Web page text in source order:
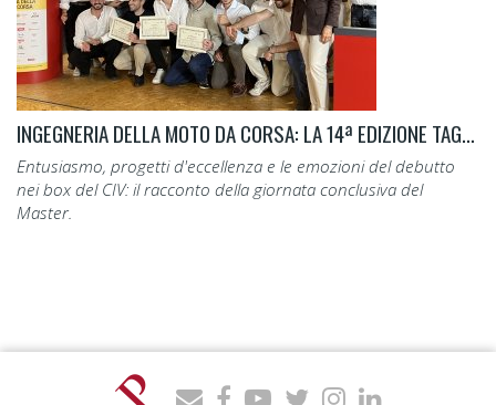
INGEGNERIA DELLA MOTO DA CORSA: LA 14ª EDIZIONE TAGLIA IL TRAGUARDO.
Entusiasmo, progetti d'eccellenza e le emozioni del debutto
nei box del CIV: il racconto della giornata conclusiva del
Master.